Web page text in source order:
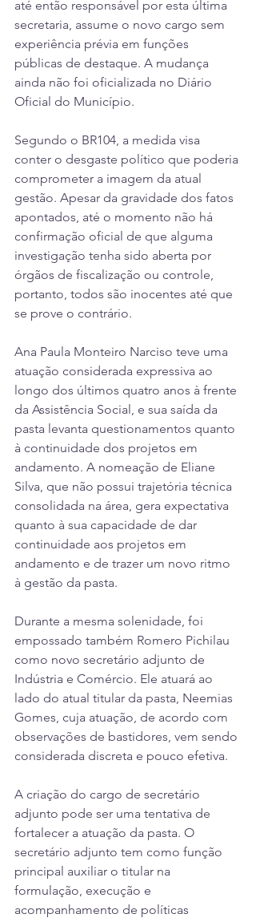
até então responsável por esta última
secretaria, assume o novo cargo sem
experiência prévia em funções
públicas de destaque. A mudança
ainda não foi oficializada no Diário
Oficial do Município.
Segundo o BR104, a medida visa
conter o desgaste político que poderia
comprometer a imagem da atual
gestão. Apesar da gravidade dos fatos
apontados, até o momento não há
confirmação oficial de que alguma
investigação tenha sido aberta por
órgãos de fiscalização ou controle,
portanto, todos são inocentes até que
se prove o contrário.
Ana Paula Monteiro Narciso teve uma
atuação considerada expressiva ao
longo dos últimos quatro anos à frente
da Assistência Social, e sua saída da
pasta levanta questionamentos quanto
à continuidade dos projetos em
andamento. A nomeação de Eliane
Silva, que não possui trajetória técnica
consolidada na área, gera expectativa
quanto à sua capacidade de dar
continuidade aos projetos em
andamento e de trazer um novo ritmo
à gestão da pasta.
Durante a mesma solenidade, foi
empossado também Romero Pichilau
como novo secretário adjunto de
Indústria e Comércio. Ele atuará ao
lado do atual titular da pasta, Neemias
Gomes, cuja atuação, de acordo com
observações de bastidores, vem sendo
considerada discreta e pouco efetiva.
A criação do cargo de secretário
adjunto pode ser uma tentativa de
fortalecer a atuação da pasta. O
secretário adjunto tem como função
principal auxiliar o titular na
formulação, execução e
acompanhamento de políticas